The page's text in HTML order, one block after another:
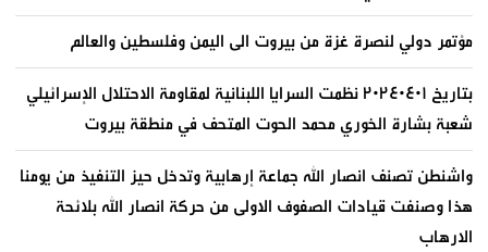
مؤتمر دولي لنصرة غزة من بيروت الى اليمن وفلسطين والعالم
بتاريخ ٢٠٢٤٠٤٠١ نظمت السرايا اللبنانية لمقاومة الاحتلال الإسرائيلي
شعبة بشارة الخوري محمد الحوت المتحف في منطقة بيروت
واشنطن تصنف انصار الله جماعة إرهابية وتدخل حيز التنفيذ من يومنا
هذا وصنفت قيادات الصفوف الاولى من حركة انصار الله بلائحة
الارهاب